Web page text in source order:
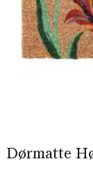
Previous
Dørmatte